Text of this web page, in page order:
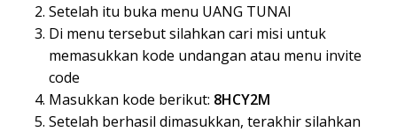
Setelah itu buka menu UANG TUNAI
Di menu tersebut silahkan cari misi untuk
memasukkan kode undangan atau menu invite
code
Masukkan kode berikut: 8HCY2M
Setelah berhasil dimasukkan, terakhir silahkan